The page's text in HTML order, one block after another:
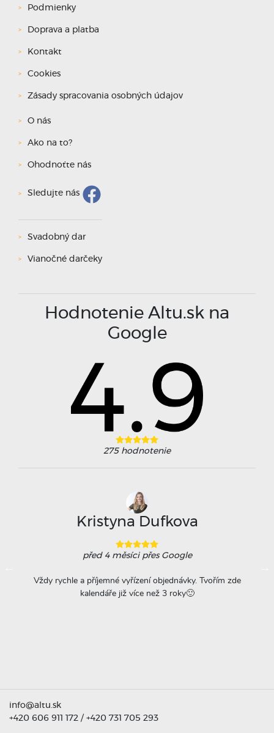
Podmienky
Doprava a platba
Kontakt
Cookies
Zásady spracovania osobných údajov
O nás
Ako na to?
Ohodnoťte nás
Sledujte nás
Svadobný dar
Vianočné darčeky
Hodnotenie Altu.sk na
Google
275 hodnotenie
Kristyna Dufkova
před 4 měsícipřes Google
Vždy rychle a příjemné vyřízení objednávky. Tvořím zde
kalendáře již více než 3 roky🙂
info@altu.sk
+420 606 911 172 / +420 731 705 293